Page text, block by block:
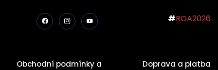
#ROA2026
Obchodní podmínky a
Doprava a platba